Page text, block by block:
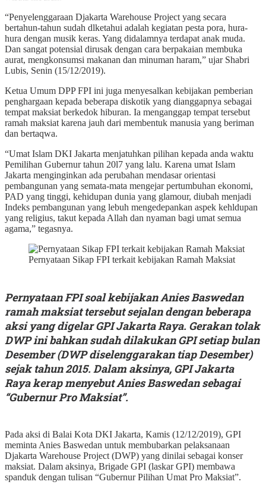
“Penyelenggaraan Djakarta Warehouse Project yang secara
bertahun-tahun sudah dlketahui adalah kegiatan pesta pora, hura-
hura dengan musik keras. Yang didalamnya terdapat anak muda.
Dan sangat potensial dirusak dengan cara berpakaian membuka
aurat, mengkonsumsi makanan dan minuman haram,” ujar Shabri
Lubis, Senin (15/12/2019).
Ketua Umum DPP FPI ini juga menyesalkan kebijakan pemberian
penghargaan kepada beberapa diskotik yang dianggapnya sebagai
tempat maksiat berkedok hiburan. Ia menganggap tempat tersebut
ramah maksiat karena jauh dari membentuk manusia yang beriman
dan bertaqwa.
“Umat Islam DKI Jakarta menjatuhkan pilihan kepada anda waktu
Pemilihan Gubernur tahun 20l7 yang lalu. Karena umat Islam
Jakarta menginginkan ada perubahan mendasar orientasi
pembangunan yang semata-mata mengejar pertumbuhan ekonomi,
PAD yang tinggi, kehidupan dunia yang glamour, diubah menjadi
Indeks pembangunan yang lebuh mengedepankan aspek kehldupan
yang religius, takut kepada Allah dan nyaman bagi umat semua
agama,” tegasnya.
Pernyataan Sikap FPI terkait kebijakan Ramah Maksiat
Pernyataan FPI soal kebijakan Anies Baswedan
ramah maksiat tersebut sejalan dengan beberapa
aksi yang digelar GPI Jakarta Raya. Gerakan tolak
DWP ini bahkan sudah dilakukan GPI setiap bulan
Desember (DWP diselenggarakan tiap Desember)
sejak tahun 2015. Dalam aksinya, GPI Jakarta
Raya kerap menyebut Anies Baswedan sebagai
“Gubernur Pro Maksiat”.
Pada aksi di Balai Kota DKI Jakarta, Kamis (12/12/2019), GPI
meminta Anies Baswedan untuk membubarkan pelaksanaan
Djakarta Warehouse Project (DWP) yang dinilai sebagai konser
maksiat. Dalam aksinya, Brigade GPI (laskar GPI) membawa
spanduk dengan tulisan “Gubernur Pilihan Umat Pro Maksiat”.